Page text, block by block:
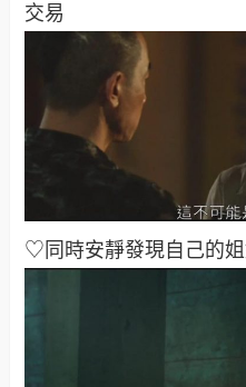
交易
♡同時安靜發現自己的